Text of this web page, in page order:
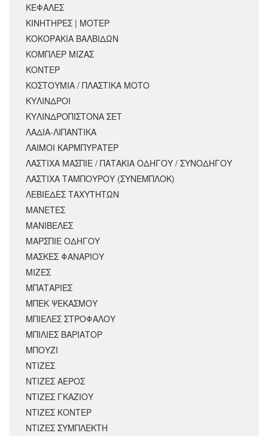
ΚΕΦΑΛΕΣ
ΚΙΝΗΤΗΡΕΣ | ΜΟΤΕΡ
ΚΟΚΟΡΑΚΙΑ ΒΑΛΒΙΔΩΝ
ΚΟΜΠΛΕΡ ΜΙΖΑΣ
ΚΟΝΤΕΡ
ΚΟΣΤΟΥΜΙΑ / ΠΛΑΣΤΙΚΑ ΜΟΤΟ
ΚΥΛΙΝΔΡΟΙ
ΚΥΛΙΝΔΡΟΠΙΣΤΟΝΑ ΣΕΤ
ΛΑΔΙΑ-ΛΙΠΑΝΤΙΚΑ
ΛΑΙΜΟΙ ΚΑΡΜΠΥΡΑΤΕΡ
ΛΑΣΤΙΧΑ ΜΑΣΠΙΕ / ΠΑΤΑΚΙΑ ΟΔΗΓΟΥ / ΣΥΝΟΔΗΓΟΥ
ΛΑΣΤΙΧΑ ΤΑΜΠΟΥΡΟΥ (ΣΥΝΕΜΠΛΟΚ)
ΛΕΒΙΕΔΕΣ ΤΑΧΥΤΗΤΩΝ
ΜΑΝΕΤΕΣ
ΜΑΝΙΒΕΛΕΣ
ΜΑΡΣΠΙΕ ΟΔΗΓΟΥ
ΜΑΣΚΕΣ ΦΑΝΑΡΙΟΥ
ΜΙΖΕΣ
ΜΠΑΤΑΡΙΕΣ
ΜΠΕΚ ΨΕΚΑΣΜΟΥ
ΜΠΙΕΛΕΣ ΣΤΡΟΦΑΛΟΥ
ΜΠΙΛΙΕΣ ΒΑΡΙΑΤΟΡ
ΜΠΟΥΖΙ
ΝΤΙΖΕΣ
ΝΤΙΖΕΣ ΑΕΡΟΣ
ΝΤΙΖΕΣ ΓΚΑΖΙΟΥ
ΝΤΙΖΕΣ ΚΟΝΤΕΡ
ΝΤΙΖΕΣ ΣΥΜΠΛΕΚΤΗ